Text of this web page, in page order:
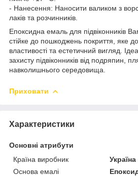
- Нанесення: Наносити валиком з
лаків та розчинників.
Епоксидна емаль для підвіконників
стійке до пошкоджень покриття, яке
властивості та естетичний вигляд.
захисту підвіконників від подряпин,
навколишнього середовища.
Приховати
Характеристики
Основні атрибути
Країна виробник
Україна
Основа емалі